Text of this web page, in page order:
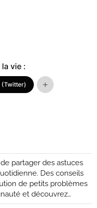
vie :
(Twitter)
partager des astuces
Des conseils
de petits problèmes
et découvrez
facile et plus efficace.